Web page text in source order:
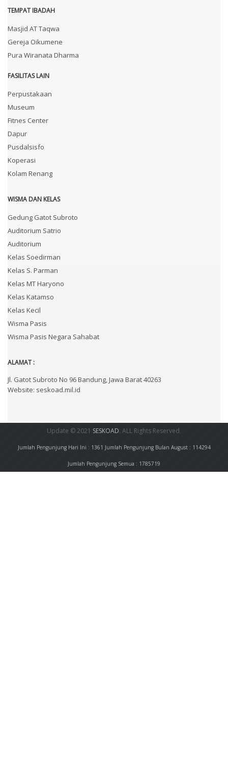
TEMPAT IBADAH
Masjid AT Taqwa
Gereja Oikumene
Pura Wiranata Dharma
FASILITAS LAIN
Perpustakaan
Museum
Fitnes Center
Dapur
Pusdalsisfo
Koperasi
Kolam Renang
WISMA DAN KELAS
Gedung Gatot Subroto
Auditorium Satrio
Auditorium
Kelas Soedirman
Kelas S. Parman
Kelas MT Haryono
Kelas Katamso
Kelas Kecil
Wisma Pasis
Wisma Pasis Negara Sahabat
ALAMAT :
Jl. Gatot Subroto No 96 Bandung, Jawa Barat 40263
Website: seskoad.mil.id
Update © 2021 SESKOAD. ALL Rights Reserved.
Jumlah Pengunjung Hari Ini : 1361 Jumlah Pengunjung Bulan August : 114294
Jumlah Pengunjung Semua : 1785719